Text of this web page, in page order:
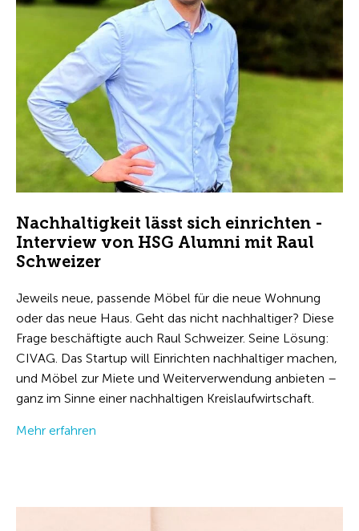
Nachhaltigkeit lässt sich einrichten -
Interview von HSG Alumni mit Raul
Schweizer
Jeweils neue, passende Möbel für die neue Wohnung
oder das neue Haus. Geht das nicht nachhaltiger? Diese
Frage beschäftigte auch Raul Schweizer. Seine Lösung:
CIVAG. Das Startup will Einrichten nachhaltiger machen,
und Möbel zur Miete und Weiterverwendung anbieten –
ganz im Sinne einer nachhaltigen Kreislaufwirtschaft.
Mehr erfahren